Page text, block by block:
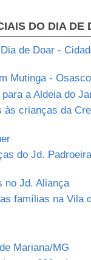
DO DIA DE
de Doar -
Mutinga - Osasco
a Aldeia do
às crianças da
do Jd.
no Jd. Aliança
famílias na Vila
Mariana/MG